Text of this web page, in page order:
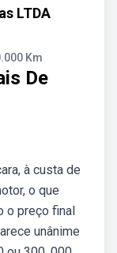
LTDA
Km
De
à custa de
o que
o preço final
unânime